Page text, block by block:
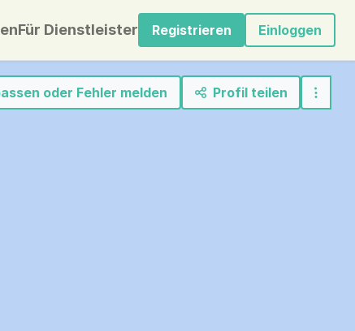
Für Dienstleister Registrieren Einloggen
oder Fehler melden Profil teilen